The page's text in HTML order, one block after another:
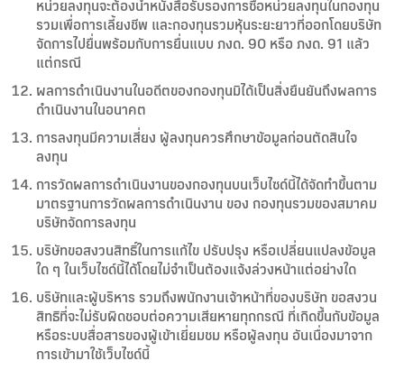
หน่วยลงทุนจะต้องนำหนังสือรับรองการซื้อหน่วยลงทุนในกองทุน
รวมเพื่อการเลี้ยงชีพ และกองทุนรวมหุ้นระยะยาวที่ออกโดยบริษัท
จัดการไปยื่นพร้อมกับการยื่นแบบ ภงด. 90 หรือ ภงด. 91 แล้ว
แต่กรณี
ผลการดำเนินงานในอดีตของกองทุนมิได้เป็นสิ่งยืนยันถึงผลการ
ดำเนินงานในอนาคต
การลงทุนมีความเสี่ยง ผู้ลงทุนควรศึกษาข้อมูลก่อนตัดสินใจ
ลงทุน
การวัดผลการดำเนินงานของกองทุนบนเว็บไซด์นี้ได้จัดทำขึ้นตาม
มาตรฐานการวัดผลการดำเนินงาน ของ กองทุนรวมของสมาคม
บริษัทจัดการลงทุน
บริษัทขอสงวนสิทธิ์ในการแก้ไข ปรับปรุง หรือเปลี่ยนแปลงข้อมูล
ใด ๆ ในเว็บไซด์นี้ได้โดยไม่จำเป็นต้องแจ้งล่วงหน้าแต่อย่างใด
บริษัทและผู้บริหาร รวมถึงพนักงานเจ้าหน้าที่ของบริษัท ขอสงวน
สิทธิที่จะไม่รับผิดชอบต่อความเสียหายทุกกรณี ที่เกิดขึ้นกับข้อมูล
หรือระบบสื่อสารของผู้เข้าเยี่ยมชม หรือผู้ลงทุน อันเนื่องมาจาก
การเข้ามาใช้เว็บไซด์นี้